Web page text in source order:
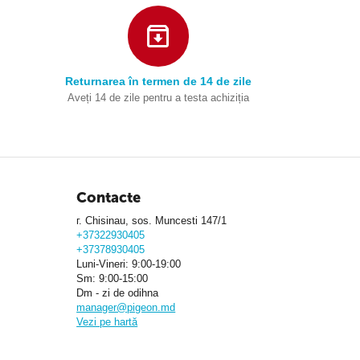
Returnarea în termen de 14 de zile
Aveți 14 de zile pentru a testa achiziția
Contacte
г. Chisinau, sos. Muncesti 147/1
+37322930405
+37378930405
Luni-Vineri: 9:00-19:00
Sm: 9:00-15:00
Dm - zi de odihna
manager@pigeon.md
Vezi pe hartă